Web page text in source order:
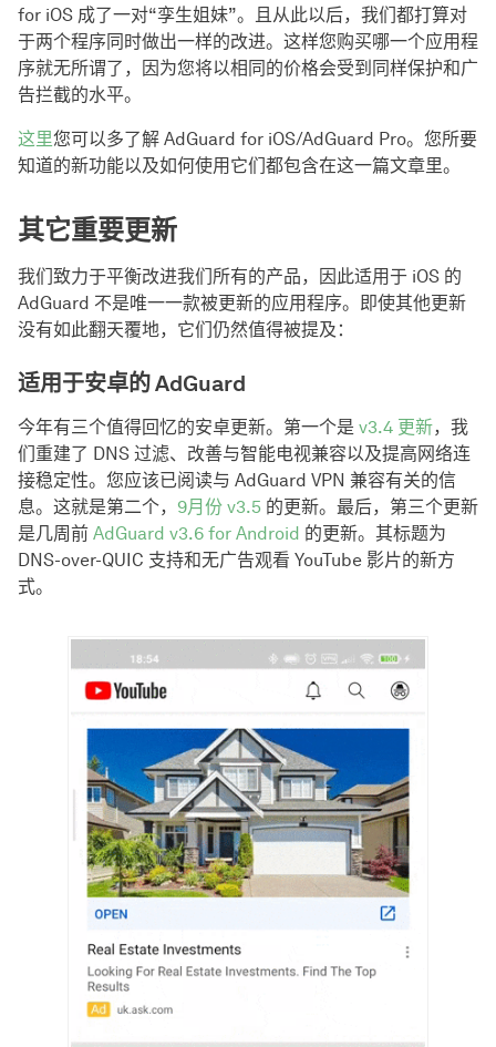
for iOS 成了一对“孪生姐妹”。且从此以后，我们都打算对
于两个程序同时做出一样的改进。这样您购买哪一个应用程
序就无所谓了，因为您将以相同的价格会受到同样保护和广
告拦截的水平。
这里您可以多了解 AdGuard for iOS/AdGuard Pro。您所要
知道的新功能以及如何使用它们都包含在这一篇文章里。
其它重要更新
我们致力于平衡改进我们所有的产品，因此适用于 iOS 的
AdGuard 不是唯一一款被更新的应用程序。即使其他更新
没有如此翻天覆地，它们仍然值得被提及：
适用于安卓的 AdGuard
今年有三个值得回忆的安卓更新。第一个是 v3.4 更新，我
们重建了 DNS 过滤、改善与智能电视兼容以及提高网络连
接稳定性。您应该已阅读与 AdGuard VPN 兼容有关的信
息。这就是第二个， 9月份 v3.5 的更新。最后，第三个更新
是几周前 AdGuard v3.6 for Android 的更新。其标题为
DNS-over-QUIC 支持和无广告观看 YouTube 影片的新方
式。